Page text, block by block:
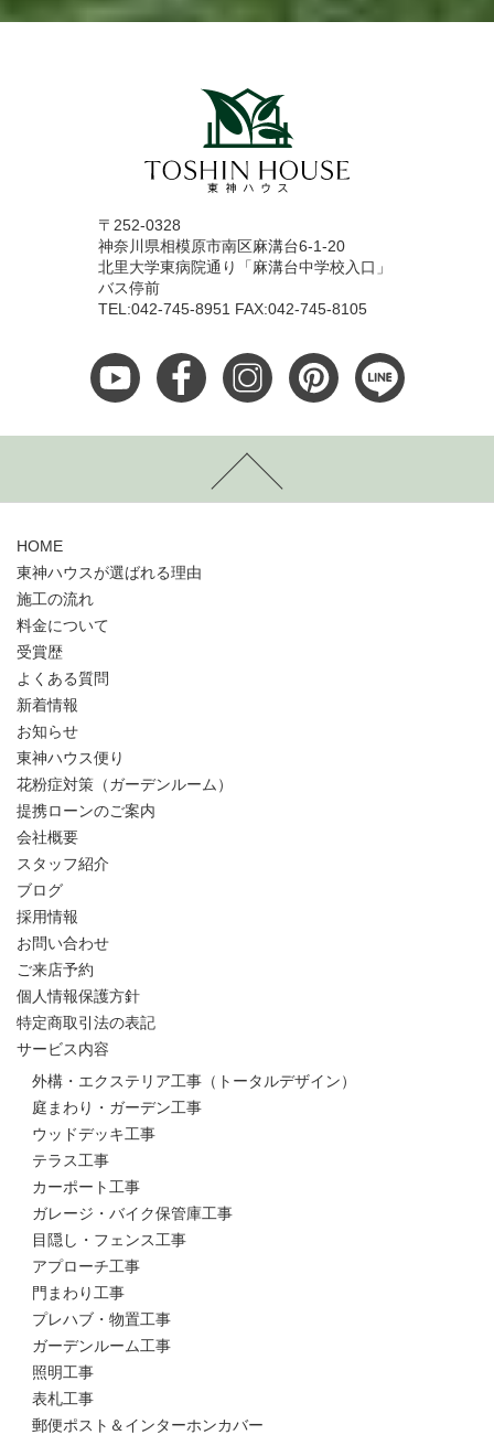
〒252-0328
神奈川県相模原市南区麻溝台6-1-20
北里大学東病院通り「麻溝台中学校入口」
バス停前
TEL:042-745-8951 FAX:042-745-8105
HOME
東神ハウスが選ばれる理由
施工の流れ
料金について
受賞歴
よくある質問
新着情報
お知らせ
東神ハウス便り
花粉症対策（ガーデンルーム）
提携ローンのご案内
会社概要
スタッフ紹介
ブログ
採用情報
お問い合わせ
ご来店予約
個人情報保護方針
特定商取引法の表記
サービス内容
外構・エクステリア工事（トータルデザイン）
庭まわり・ガーデン工事
ウッドデッキ工事
テラス工事
カーポート工事
ガレージ・バイク保管庫工事
目隠し・フェンス工事
アプローチ工事
門まわり工事
プレハブ・物置工事
ガーデンルーム工事
照明工事
表札工事
郵便ポスト＆インターホンカバー